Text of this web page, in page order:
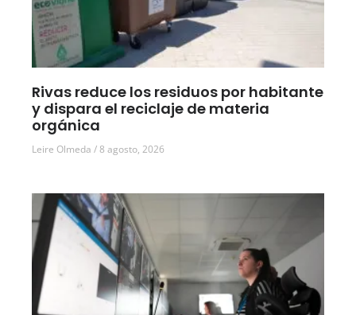
Rivas reduce los residuos por habitante
y dispara el reciclaje de materia
orgánica
Leire Olmeda 8 agosto, 2026